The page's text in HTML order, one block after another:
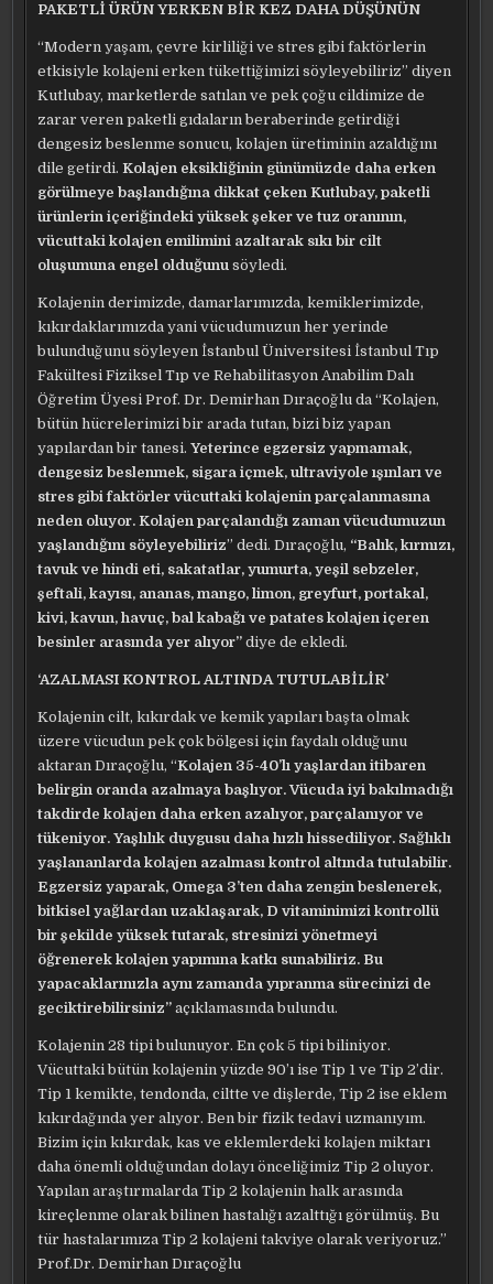
PAKETLİ ÜRÜN YERKEN BİR KEZ DAHA DÜŞÜNÜN
“Modern yaşam, çevre kirliliği ve stres gibi faktörlerin
etkisiyle kolajeni erken tükettiğimizi söyleyebiliriz” diyen
Kutlubay, marketlerde satılan ve pek çoğu cildimize de
zarar veren paketli gıdaların beraberinde getirdiği
dengesiz beslenme sonucu, kolajen üretiminin azaldığını
dile getirdi.Kolajen eksikliğinin günümüzde daha erken
görülmeye başlandığına dikkat çeken Kutlubay, paketli
ürünlerin içeriğindeki yüksek şeker ve tuz oranının,
vücuttaki kolajen emilimini azaltarak sıkı bir cilt
oluşumuna engel olduğunu söyledi.
Kolajenin derimizde, damarlarımızda, kemiklerimizde,
kıkırdaklarımızda yani vücudumuzun her yerinde
bulunduğunu söyleyen İstanbul Üniversitesi İstanbul Tıp
Fakültesi Fiziksel Tıp ve Rehabilitasyon Anabilim Dalı
Öğretim Üyesi Prof. Dr. Demirhan Dıraçoğlu da “Kolajen,
bütün hücrelerimizi bir arada tutan, bizi biz yapan
yapılardan bir tanesi.Yeterince egzersiz yapmamak,
dengesiz beslenmek, sigara içmek, ultraviyole ışınları ve
stres gibi faktörler vücuttaki kolajenin parçalanmasına
neden oluyor. Kolajen parçalandığı zaman vücudumuzun
yaşlandığını söyleyebiliriz” dedi. Dıraçoğlu, “Balık, kırmızı,
tavuk ve hindi eti, sakatatlar, yumurta, yeşil sebzeler,
şeftali, kayısı, ananas, mango, limon, greyfurt, portakal,
kivi, kavun, havuç, bal kabağı ve patates kolajen içeren
besinler arasında yer alıyor”diye de ekledi.
‘AZALMASI KONTROL ALTINDA TUTULABİLİR’
Kolajenin cilt, kıkırdak ve kemik yapıları başta olmak
üzere vücudun pek çok bölgesi için faydalı olduğunu
aktaran Dıraçoğlu, “Kolajen 35-40’lı yaşlardan itibaren
belirgin oranda azalmaya başlıyor. Vücuda iyi bakılmadığı
takdirde kolajen daha erken azalıyor, parçalanıyor ve
tükeniyor. Yaşlılık duygusu daha hızlı hissediliyor. Sağlıklı
yaşlananlarda kolajen azalması kontrol altında tutulabilir.
Egzersiz yaparak, Omega 3’ten daha zengin beslenerek,
bitkisel yağlardan uzaklaşarak, D vitaminimizi kontrollü
bir şekilde yüksek tutarak, stresinizi yönetmeyi
öğrenerek kolajen yapımına katkı sunabiliriz. Bu
yapacaklarınızla aynı zamanda yıpranma sürecinizi de
geciktirebilirsiniz”açıklamasında bulundu.
Kolajenin 28 tipi bulunuyor. En çok 5 tipi biliniyor.
Vücuttaki bütün kolajenin yüzde 90’ı ise Tip 1 ve Tip 2’dir.
Tip 1 kemikte, tendonda, ciltte ve dişlerde, Tip 2 ise eklem
kıkırdağında yer alıyor. Ben bir fizik tedavi uzmanıyım.
Bizim için kıkırdak, kas ve eklemlerdeki kolajen miktarı
daha önemli olduğundan dolayı önceliğimiz Tip 2 oluyor.
Yapılan araştırmalarda Tip 2 kolajenin halk arasında
kireçlenme olarak bilinen hastalığı azalttığı görülmüş. Bu
tür hastalarımıza Tip 2 kolajeni takviye olarak veriyoruz.”
Prof.Dr. Demirhan Dıraçoğlu